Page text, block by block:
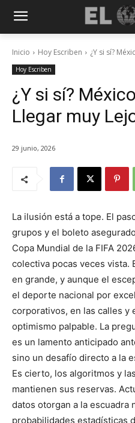
Inicio Hoy Escriben ¿Y si sí?
Hoy Escriben
¿Y si sí?
Llegar muy
29 junio, 2026
La ilusión está a tope. El
grupos y el boleto
Copa Mundial de la FIFA
colectiva pocas veces vista.
en grande, y aunque el
el deporte nacional por
corporativos, en las calles y
optimismo palpable. La
es un lamento anticipado
sino un desafío directo a la
Es cierto, los algoritmos y
mantienen sus reservas.
datos otorgan a la escuadra
probabilidades estadísticas